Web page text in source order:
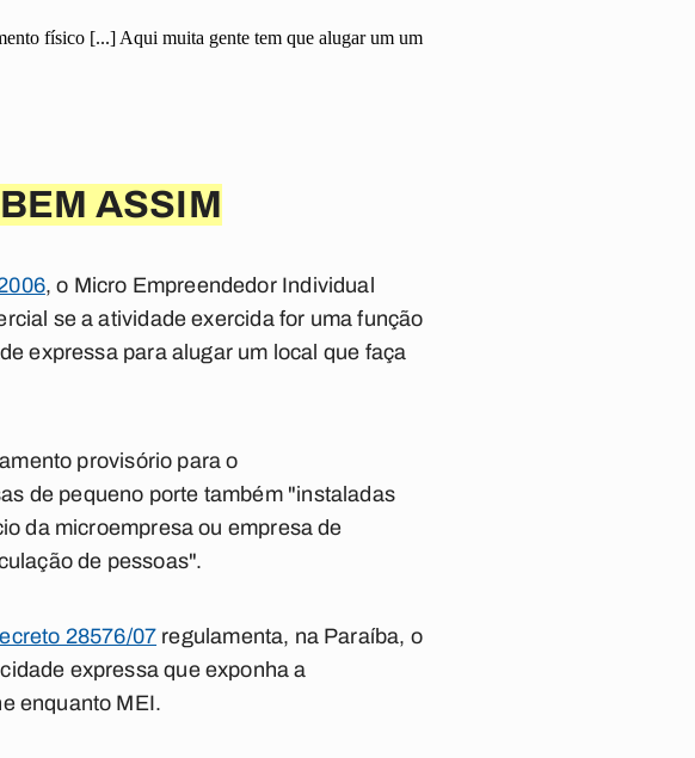
físico [...] Aqui muita gente tem que alugar um um
ASSIM
, o Micro Empreendedor Individual
se a atividade exercida for uma função
expressa para alugar um local que faça
provisório para o
de pequeno porte também "instaladas
da microempresa ou empresa de
de pessoas".
28576/07 regulamenta, na Paraíba, o
expressa que exponha a
enquanto MEI.